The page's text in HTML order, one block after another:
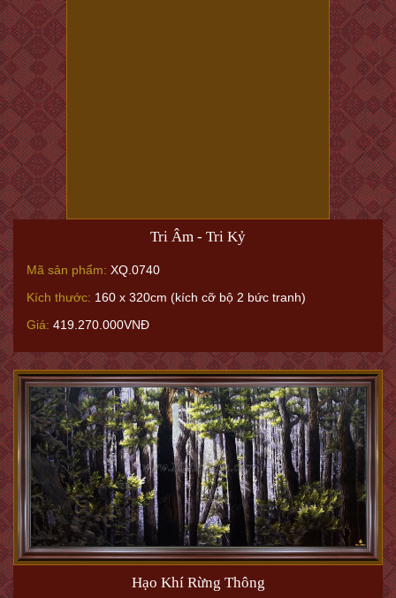
Mã sản phẩm:
Kích thước:
52 x 68 cm (20.4 x 26.7") cả khung (with frame)
Giá:26.250.000VNĐ
Tri Âm - Tri Kỷ
Mã sản phẩm:XQ.0740
Kích thước:160 x 320cm (kích cỡ bộ 2 bức tranh)
419.270.000VNĐ